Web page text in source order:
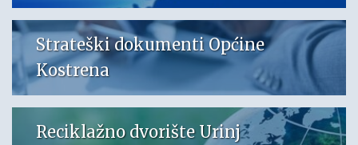
Strateški dokumenti Općine
Kostrena
Reciklažno dvorište Urinj